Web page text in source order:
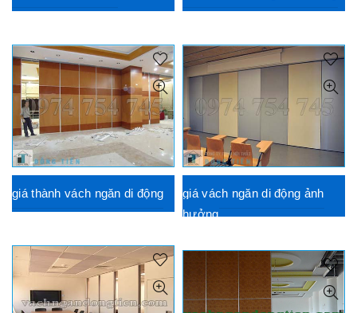
giá thành vách ngăn di động
giá vách ngăn di động ảnh
hưởng